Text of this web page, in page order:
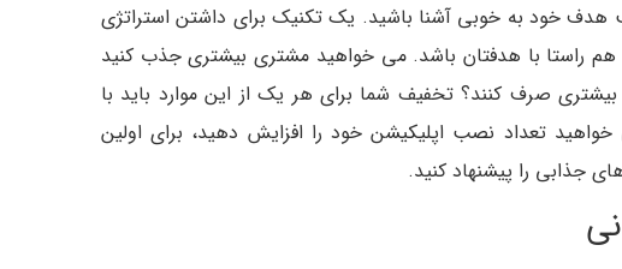
هدف خود به خوبی آشنا باشید. یک تکنیک برای داشتن استراتژی
هم راستا با هدفتان باشد. می خواهید مشتری بیشتری جذب کنید
صرف کنند؟ تخفیف شما برای هر یک از این موارد باید با
تعداد نصب اپلیکیشن خود را افزایش دهید، برای اولین
جذابی را پیشنهاد کنید.